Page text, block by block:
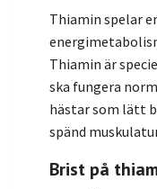
Thiamin spelar
Thiamin är
ska fungera
hästar som lätt
spänd
Brist på